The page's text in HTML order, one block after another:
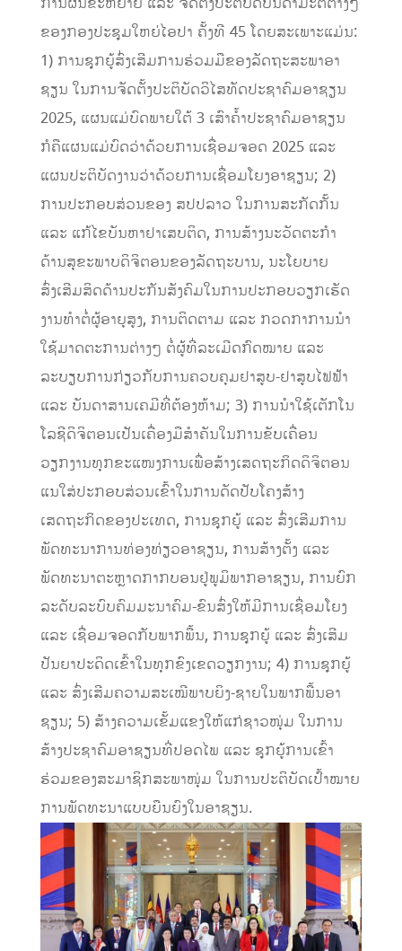
ຂອງກອງປະຊຸມໃຫຍ່ໄອປາ ຄັ້ງທີ 45 ໂດຍສະເພາະແມ່ນ:
1) ການຊຸກຍູ້ສົ່ງເສີມການຮ່ວມມືຂອງລັດຖະສະພາອາ
ຊຽນ ໃນການຈັດຕັ້ງປະຕິບັດວິໄສທັດປະຊາຄົມອາຊຽນ
2025, ແຜນແມ່ບົດພາຍໃຕ້ 3 ເສົາຄໍ້າປະຊາຄົມອາຊຽນ
ກໍຄືແຜນແມ່ບົດວ່າດ້ວຍການເຊື່ອມຈອດ 2025 ແລະ
ແຜນປະຕິບັດງານວ່າດ້ວຍການເຊື່ອມໂຍງອາຊຽນ; 2)
ການປະກອບສ່ວນຂອງ ສປປລາວ ໃນການສະກັດກັ້ນ
ແລະ ແກ້ໄຂບັນຫາຢາເສບຕິດ, ການສ້າງນະວັດຕະກໍາ
ດ້ານສຸຂະພາບດິຈິຕອນຂອງລັດຖະບານ, ນະໂຍບາຍ
ສົ່ງເສີມສິດດ້ານປະກັນສັງຄົມໃນການປະກອບວຽກເຮັດ
ງານທຳຕໍ່ຜູ້ອາຍຸສູງ, ການຕິດຕາມ ແລະ ກວດກາການນຳ
ໃຊ້ມາດຕະການຕ່າງໆ ຕໍ່ຜູ້ທີ່ລະເມີດກົດໝາຍ ແລະ
ລະບຽບການກ່ຽວກັບການຄວບຄຸມຢາສູບ-ຢາສູບໄຟຟ້າ
ແລະ ບັນດາສານເຄມີທີ່ຕ້ອງຫ້າມ; 3) ການນໍາໃຊ້ເຕັກໂນ
ໂລຊີດິຈິຕອນເປັນເຄື່ອງມືສໍາຄັນໃນການຂັບເຄື່ອນ
ວຽກງານທຸກຂະແໜງການເພື່ອສ້າງເສດຖະກິດດິຈິຕອນ
ແນໃສ່ປະກອບສ່ວນເຂົ້າໃນການດັດປັບໂຄງສ້າງ
ເສດຖະກິດຂອງປະເທດ, ການຊຸກຍູ້ ແລະ ສົ່ງເສີມການ
ພັດທະນາການທ່ອງທ່ຽວອາຊຽນ, ການສ້າງຕັ້ງ ແລະ
ພັດທະນາຕະຫຼາດກາກບອນຢູ່ພູມິພາກອາຊຽນ, ການຍົກ
ລະດັບລະບົບຄົມມະນາຄົມ-ຂົນສົ່ງໃຫ້ມີການເຊື່ອມໂຍງ
ແລະ ເຊື່ອມຈອດກັບພາກພື້ນ, ການຊຸກຍູ້ ແລະ ສົ່ງເສີມ
ປັນຍາປະດິດເຂົ້າໃນທຸກຂົງເຂດວຽກງານ; 4) ການຊຸກຍູ້
ແລະ ສົ່ງເສີມຄວາມສະເໝີພາບຍິງ-ຊາຍໃນພາກພື້ນອາ
ຊຽນ; 5) ສ້າງ​ຄວາມ​ເຂັ້ມ​ແຂງ​ໃຫ້​ແກ່​ຊາວ​ໜຸ່ມ​ ໃນ​ການ​
ສ້າງ​ປະຊາ​ຄົມ​ອາ​ຊຽນທີ່​ປອດ​ໄພ ແລະ ຊຸກຍູ້​ການ​ເຂົ້າ​
ຮ່ວມ​ຂອງ​ສະມາຊິກ​ສະພາ​ໜຸ່ມ ​ໃນ​ການ​ປະຕິບັດ​ເປົ້າ​ໝາຍ​
ການ​ພັດທະນາ​ແບບ​ຍືນ​ຍົງໃນອາຊຽນ.